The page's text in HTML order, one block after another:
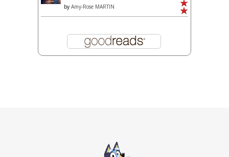
by Amy-Rose MARTIN